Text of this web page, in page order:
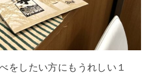
をしたい方にもうれしい１